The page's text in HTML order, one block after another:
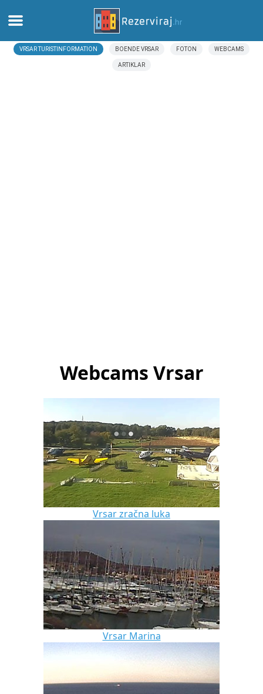
Hem
VRSAR TURISTINFORMATION BOENDE VRSAR FOTON WEBCAMS
ARTIKLAR
Webcams Vrsar
Vrsar zračna luka
Vrsar Marina